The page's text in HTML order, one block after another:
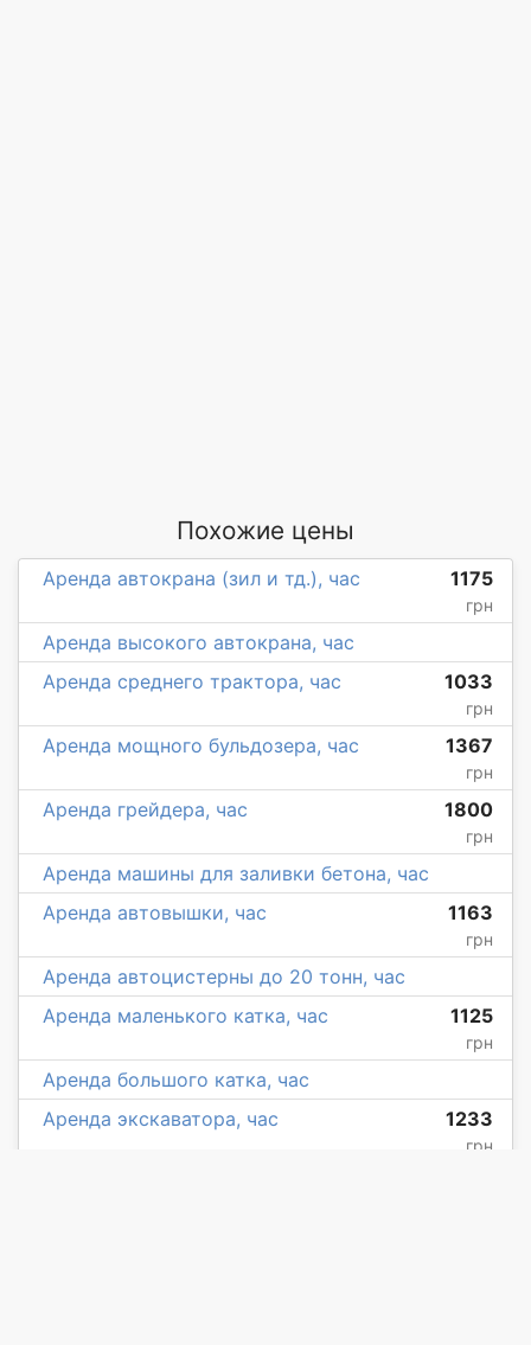
Похожие цены
Аренда автокрана (зил и тд.), час 1175
грн
Аренда высокого автокрана, час
Аренда среднего трактора, час
1033
грн
Аренда мощного бульдозера, час 1367
грн
Аренда грейдера, час 1800
грн
Аренда машины для заливки бетона, час
Аренда автовышки, час
1163
грн
Аренда автоцистерны до 20 тонн, час
Аренда маленького катка, час
1125
грн
Аренда большого катка, час
Аренда экскаватора, час
1233
грн